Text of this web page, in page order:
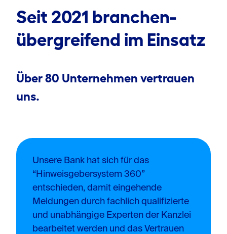
Seit 2021 branchen-
übergreifend im Einsatz
Über 80 Unternehmen vertrauen
uns.
Unsere Bank hat sich für das
“Hinweisgebersystem 360”
entschieden, damit eingehende
Meldungen durch fachlich qualifizierte
und unabhängige Experten der Kanzlei
bearbeitet werden und das Vertrauen